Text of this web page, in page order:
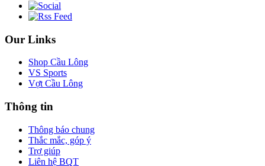
Our Links
Shop Cầu Lông
VS Sports
Vợt Cầu Lông
Thông tin
Thông báo chung
Thắc mắc, góp ý
Trợ giúp
Liên hệ BQT